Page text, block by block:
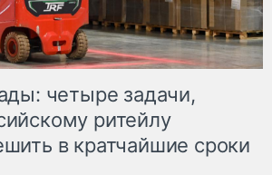
четыре задачи,
ритейлу
в кратчайшие сроки